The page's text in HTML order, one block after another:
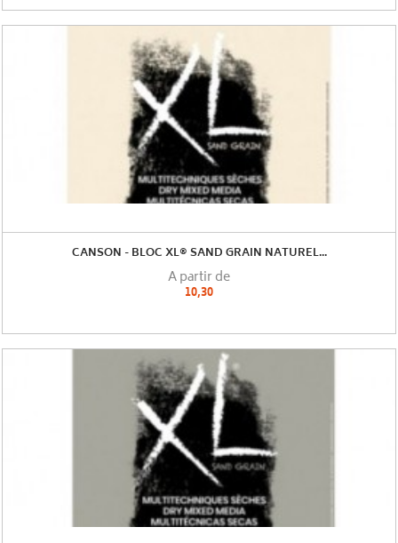
CANSON - BLOC XL® SAND GRAIN NATUREL...
A partir de
10,30